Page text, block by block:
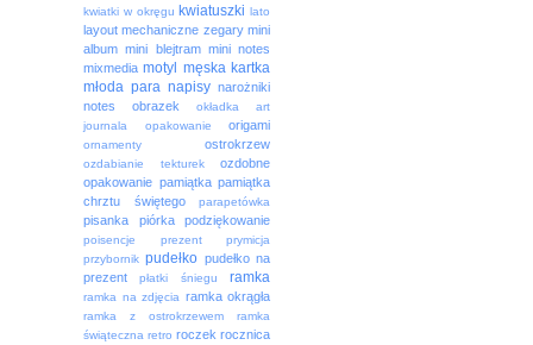
kwiatki w okręgu kwiatuszki lato
layout mechaniczne zegary mini
album mini blejtram mini notes
mixmedia motyl męska kartka
młoda para napisy narożniki
notes
obrazek
okładka art
journala
opakowanie origami
ornamenty ostrokrzew
ozdabianie tekturek
ozdobne
opakowanie pamiątka pamiątka
chrztu świętego
parapetówka
pisanka piórka podziękowanie
poisencje prezent
prymicja
przybornik pudełko pudełko na
prezent
płatki śniegu ramka
ramka na zdjęcia ramka okrągła
ramka z ostrokrzewem
ramka
świąteczna retro roczek rocznica